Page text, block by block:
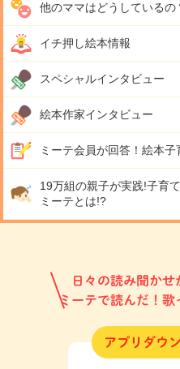
他のママはどうしているの
イチ押し絵本情報
スペシャルインタビュー
絵本作家インタビュー
ミーテ会員が回答！ 絵本子
19万組の親子が実践!子育
ミーテとは!?
日々の読み聞か
ミーテで読んだ！歌
アプリダウ